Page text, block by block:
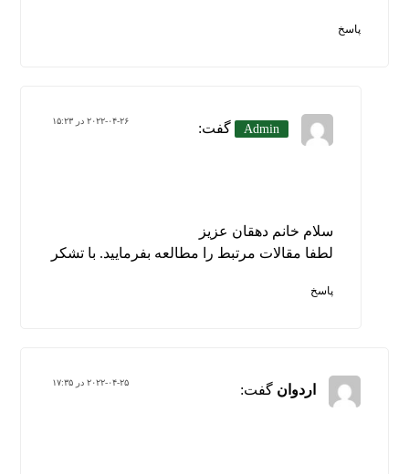
پاسخ
Admin گفت: ۲۰۲۲-۰۴-۲۶ در ۱۵:۲۳
سلام خانم دهقان عزیز
لطفا مقالات مرتبط را مطالعه بفرمایید. با تشکر
پاسخ
اردوان گفت: ۲۰۲۲-۰۴-۲۵ در ۱۷:۳۵